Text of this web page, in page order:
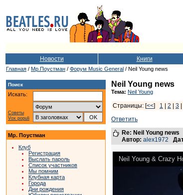
Новости Книги
Главная / Мр.Поустман / Форум Music General / Neil Young news
Поиск
Искать:
Советы
Vox populi
Мр. Поустман
Клуб
Регистрация
Выслать пароль
Список участников
Мы помним
Клубная карта
Города
Дни рождения
Neil Young news
Тема: Neil Young
Страницы: [<<] 1 2 3
Ответить
Re: Neil Young news
Автор: alex1972
Neil Young & Crazy